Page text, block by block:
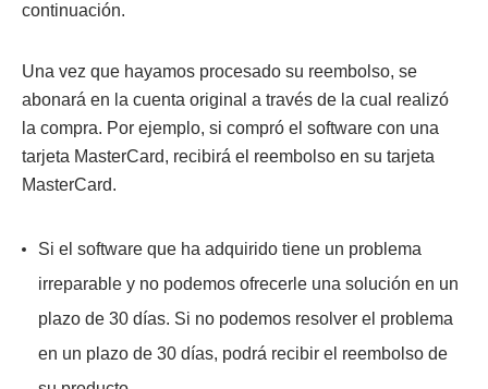
continuación.
Una vez que hayamos procesado su reembolso, se
abonará en la cuenta original a través de la cual realizó
la compra. Por ejemplo, si compró el software con una
tarjeta MasterCard, recibirá el reembolso en su tarjeta
MasterCard.
Si el software que ha adquirido tiene un problema
irreparable y no podemos ofrecerle una solución en un
plazo de 30 días. Si no podemos resolver el problema
en un plazo de 30 días, podrá recibir el reembolso de